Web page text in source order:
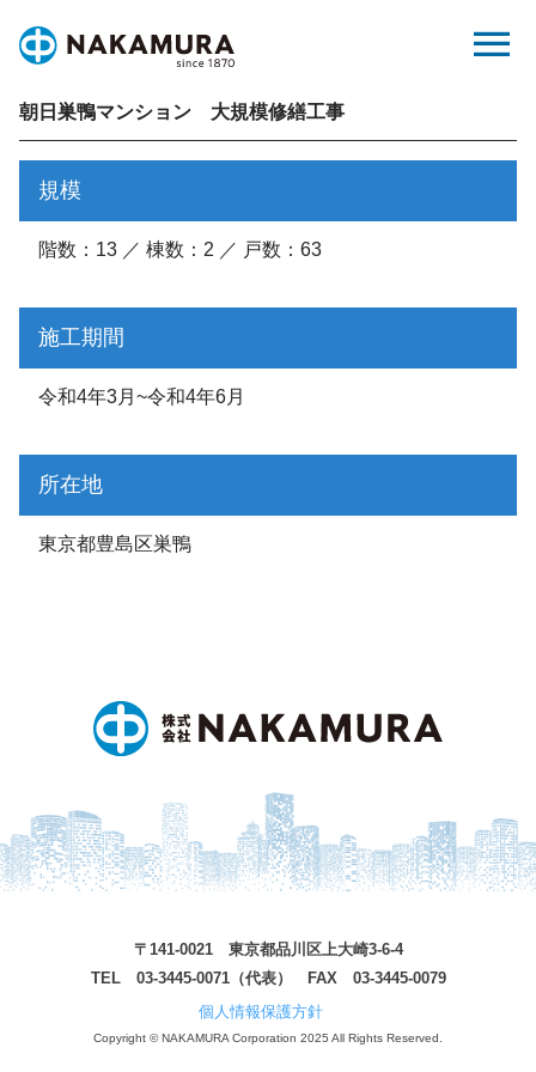
content
menu
朝日巣鴨マンション 大規模修繕工事
規模
階数：13 ／ 棟数：2 ／ 戸数：63
施工期間
令和4年3月~令和4年6月
所在地
東京都豊島区巣鴨
〒141-0021 東京都品川区上大崎3-6-4
TEL 03-3445-0071（代表） FAX 03-3445-0079
個人情報保護方針
Copyright © NAKAMURA Corporation 2025 All Rights Reserved.